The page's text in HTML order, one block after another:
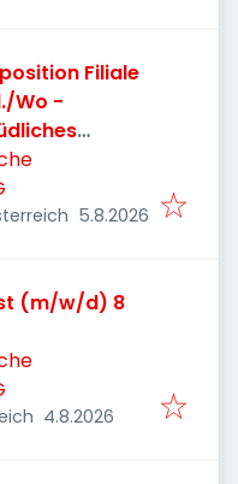
Filiale
Wo -
Veröffentlicht
5.8.2026
(m/w/d) 8
Veröffentlicht :
4.8.2026